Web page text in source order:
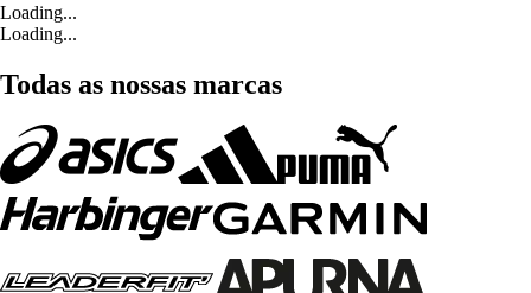
Loading...
Loading...
Todas as nossas marcas